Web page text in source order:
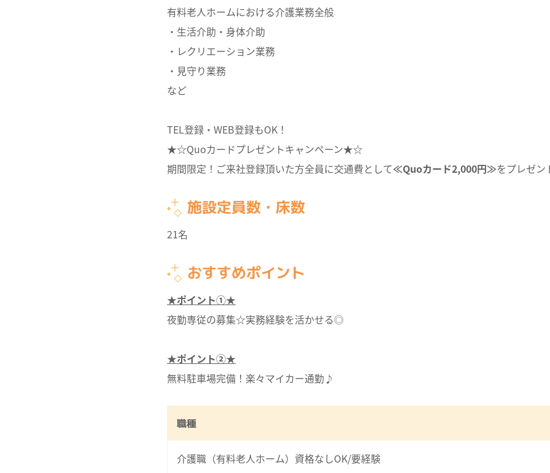
有料老人ホームにおける介護業務全般
・生活介助・身体介助
・レクリエーション業務
・見守り業務
など
TEL登録・WEB登録もOK！
★☆Quoカードプレゼントキャンペーン★☆
期間限定！ご来社登録頂いた方全員に交通費として≪Quoカード2,000円≫をプレゼン
施設定員数・床数
21名
おすすめポイント
★ポイント①★
夜勤専従の募集☆実務経験を活かせる◎
★ポイント②★
無料駐車場完備！楽々マイカー通勤♪
職種
介護職（有料老人ホーム）資格なしOK/要経験